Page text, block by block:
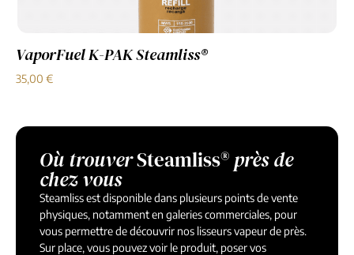
VaporFuel K-PAK Steamliss®
35,00 €
Où trouverSteamliss®près de
chez vous
Steamliss est disponible dans plusieurs points de vente
physiques, notamment en galeries commerciales, pour
vous permettre de découvrir nos lisseurs vapeur de près.
Sur place, vous pouvez voir le produit, poser vos